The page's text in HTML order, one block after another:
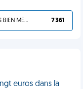
TU L'AS BIEN MÉRITÉ 7 361
euros dans la